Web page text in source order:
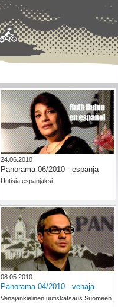
24.06.2010
Panorama 06/2010 - espanja
Uutisia espanjaksi.
08.05.2010
Panorama 04/2010 - venäjä
Venäjänkielinen uutiskatsaus Suomeen.